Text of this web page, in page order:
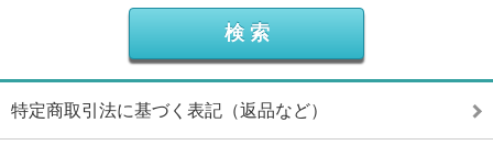
特定商取引法に基づく表記（返品など）